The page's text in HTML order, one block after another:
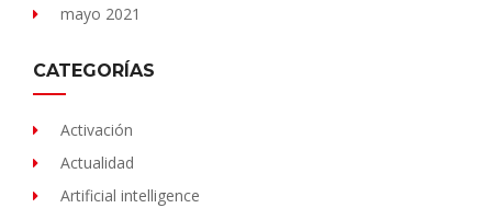
mayo 2021
CATEGORÍAS
Activación
Actualidad
Artificial intelligence